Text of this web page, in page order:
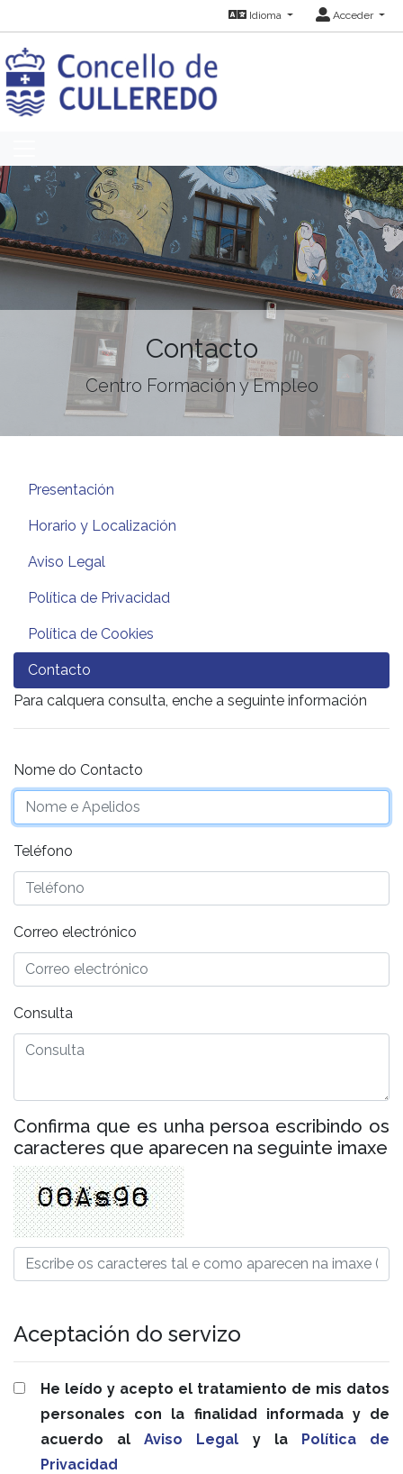
Idioma Acceder
Contacto
Centro Formación y Empleo
Presentación
Horario y Localización
Aviso Legal
Política de Privacidad
Política de Cookies
Contacto
Para calquera consulta, enche a seguinte información
Nome do Contacto
Teléfono
Correo electrónico
Consulta
Confirma que es unha persoa escribindo os
caracteres que aparecen na seguinte imaxe
Aceptación do servizo
He leído y acepto el tratamiento de mis datos
personales con la finalidad informada y de
acuerdo alAviso Legal y la Política de
Privacidad